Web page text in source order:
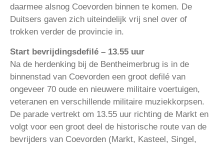
daarmee alsnog Coevorden binnen te komen. De
Duitsers gaven zich uiteindelijk vrij snel over of
trokken verder de provincie in.
Start bevrijdingsdefilé – 13.55 uur
Na de herdenking bij de Bentheimerbrug is in de
binnenstad van Coevorden een groot defilé van
ongeveer 70 oude en nieuwere militaire voertuigen,
veteranen en verschillende militaire muziekkorpsen.
De parade vertrekt om 13.55 uur richting de Markt en
volgt voor een groot deel de historische route van de
bevrijders van Coevorden (Markt, Kasteel, Singel,